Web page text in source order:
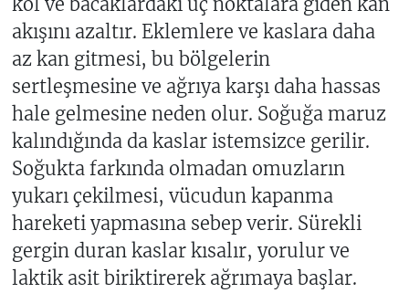
akışını azaltır. Eklemlere ve kaslara daha
az kan gitmesi, bu bölgelerin
sertleşmesine ve ağrıya karşı daha hassas
hale gelmesine neden olur. Soğuğa maruz
kalındığında da kaslar istemsizce gerilir.
Soğukta farkında olmadan omuzların
yukarı çekilmesi, vücudun kapanma
hareketi yapmasına sebep verir. Sürekli
gergin duran kaslar kısalır, yorulur ve
laktik asit biriktirerek ağrımaya başlar.